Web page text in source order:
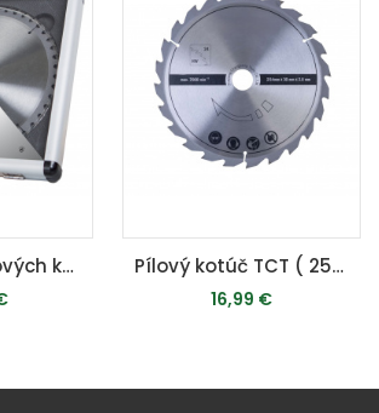
Súprava 2 pílových kotúčov TCT (254 x 30 x 2,8 mm, 48/60 Z) - pre HS 254 / HM 110 MP / HM 100 T Pílový kotúč TCT ( 254 x 30 x 2,8 mm, 24 Z ) - pre HS 254 / HM 110 MP / HM 100 T
16,99 €